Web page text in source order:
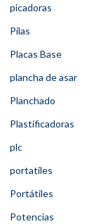
picadoras
Pilas
Placas Base
plancha de asar
Planchado
Plastificadoras
plc
portatiles
Portátiles
Potencias